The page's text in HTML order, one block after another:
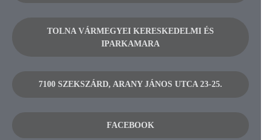
TOLNA VÁRMEGYEI KERESKEDELMI ÉS
IPARKAMARA
7100 SZEKSZÁRD, ARANY JÁNOS UTCA 23-25.
FACEBOOK